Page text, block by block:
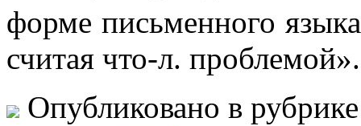
форме письменного
считая что-л.
Опубликовано в